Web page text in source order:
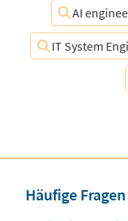
AI
IT System
Häufige